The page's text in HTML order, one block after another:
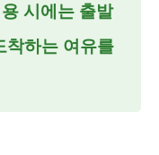
시에는 출발
착하는 여유를